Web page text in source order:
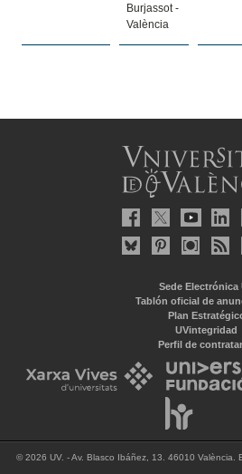
Burjassot -
València
Sede Electrónica
Tablón oficial de
Plan
UVintegridad
Perfil de
© 2026 UV. - Av. Blasco Ibáñez, 13. 46010 València.